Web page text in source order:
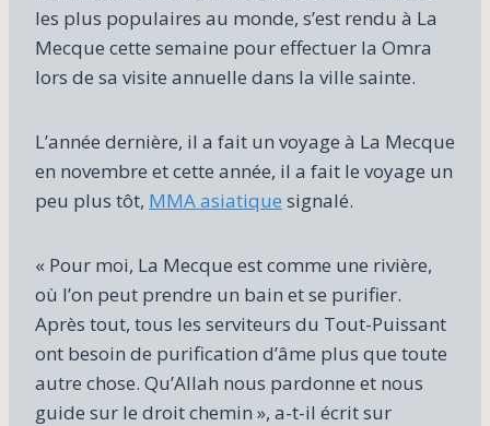
les plus populaires au monde, s’est rendu à La
Mecque cette semaine pour effectuer la Omra
lors de sa visite annuelle dans la ville sainte.
L’année dernière, il a fait un voyage à La Mecque
en novembre et cette année, il a fait le voyage un
peu plus tôt, MMA asiatique signalé.
« Pour moi, La Mecque est comme une rivière,
où l’on peut prendre un bain et se purifier.
Après tout, tous les serviteurs du Tout-Puissant
ont besoin de purification d’âme plus que toute
autre chose. Qu’Allah nous pardonne et nous
guide sur le droit chemin », a-t-il écrit sur